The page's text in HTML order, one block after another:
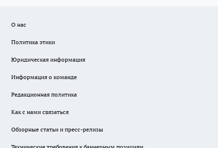
О нас
Политика этики
Юридическая информация
Информация о команде
Редакционная политика
Как с нами связаться
Обзорные статьи и пресс-релизы